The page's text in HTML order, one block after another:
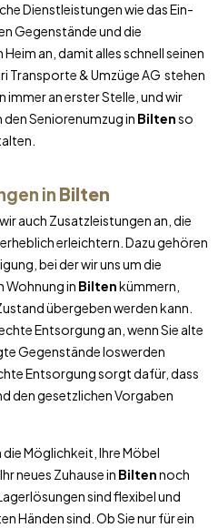
Dienstleistungen wie das Ein-
Gegenstände und die
an, damit alles schnell seinen
Transporte & Umzüge AG stehen
immer an erster Stelle, und wir
Seniorenumzug in Biltenso
in Bilten
auch Zusatzleistungen an, die
erheblich erleichtern. Dazu gehören
bei der wir uns um die
Wohnung in Biltenkümmern,
übergeben werden kann.
Entsorgung an, wenn Sie alte
Gegenstände loswerden
Entsorgung sorgt dafür, dass
den gesetzlichen Vorgaben
die Möglichkeit, Ihre Möbel
neues Zuhause in Biltennoch
sind flexibel und
Händen sind. Ob Sie nur für ein